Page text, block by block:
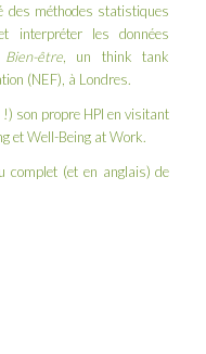
des méthodes statistiques
interpréter les données
être, un think tank
(NEF), à Londres.
son propre HPI en visitant
etWell-Being at Work.
complet (et en anglais) de